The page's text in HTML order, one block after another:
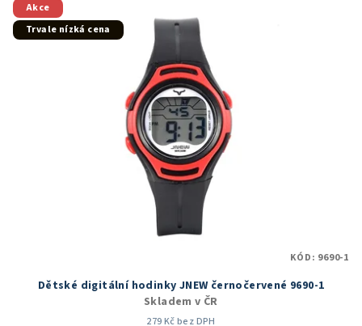
hvězdiček.
Akce
Trvale nízká cena
Dětské digitální hodinky JNEW černočervené 9690-1
Skladem v ČR
279 Kč bez DPH
KÓD: 9690-1